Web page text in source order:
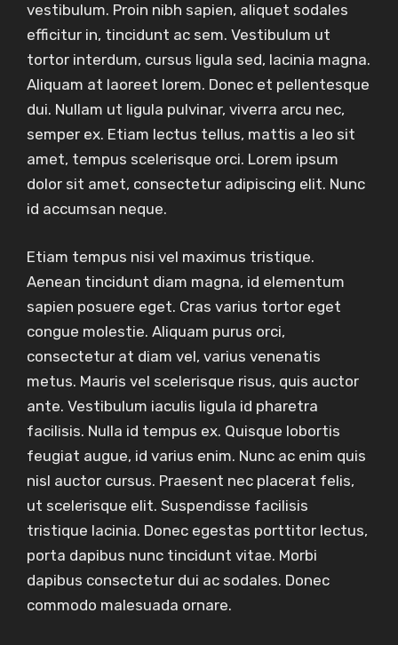
vestibulum. Proin nibh sapien, aliquet sodales
efficitur in, tincidunt ac sem. Vestibulum ut
tortor interdum, cursus ligula sed, lacinia magna.
Aliquam at laoreet lorem. Donec et pellentesque
dui. Nullam ut ligula pulvinar, viverra arcu nec,
semper ex. Etiam lectus tellus, mattis a leo sit
amet, tempus scelerisque orci. Lorem ipsum
dolor sit amet, consectetur adipiscing elit. Nunc
id accumsan neque.
Etiam tempus nisi vel maximus tristique.
Aenean tincidunt diam magna, id elementum
sapien posuere eget. Cras varius tortor eget
congue molestie. Aliquam purus orci,
consectetur at diam vel, varius venenatis
metus. Mauris vel scelerisque risus, quis auctor
ante. Vestibulum iaculis ligula id pharetra
facilisis. Nulla id tempus ex. Quisque lobortis
feugiat augue, id varius enim. Nunc ac enim quis
nisl auctor cursus. Praesent nec placerat felis,
ut scelerisque elit. Suspendisse facilisis
tristique lacinia. Donec egestas porttitor lectus,
porta dapibus nunc tincidunt vitae. Morbi
dapibus consectetur dui ac sodales. Donec
commodo malesuada ornare.